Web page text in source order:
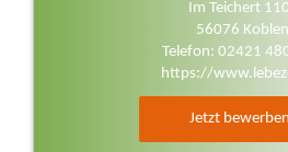
Im Teichert
56076
Telefon: 02421
https://
Jetzt